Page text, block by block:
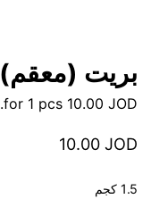
بريت (معقم)
10.00 JOD
10.00 JOD
1.5 كجم